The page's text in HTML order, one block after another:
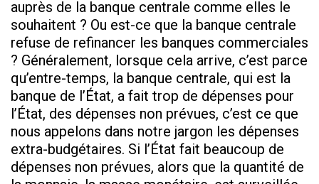
auprès de la banque centrale comme elles le
souhaitent ? Ou est-ce que la banque centrale
refuse de refinancer les banques commerciales
? Généralement, lorsque cela arrive, c’est parce
qu’entre-temps, la banque centrale, qui est la
banque de l’État, a fait trop de dépenses pour
l’État, des dépenses non prévues, c’est ce que
nous appelons dans notre jargon les dépenses
extra-budgétaires. Si l’État fait beaucoup de
dépenses non prévues, alors que la quantité de